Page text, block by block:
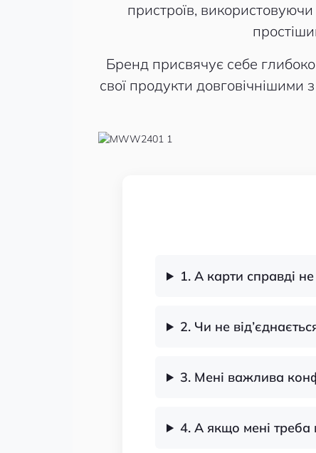
пристроїв,
Бренд присвячує себе
свої продукти
1. А карти справді
2. Чи не
3. Мені важлива
4. А якщо мені треба